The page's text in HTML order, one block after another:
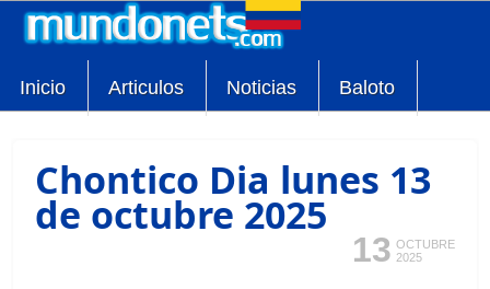
Inicio Articulos Noticias Baloto
Chontico Dia lunes 13
de octubre 2025
13 OCTUBRE
2025